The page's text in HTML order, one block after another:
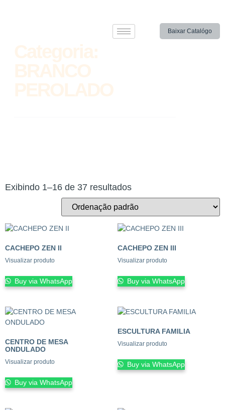
Baixar Catalógo
Exibindo 1–16 de 37 resultados
CACHEPO ZEN II
Visualizar produto
Buy via WhatsApp
CACHEPO ZEN III
Visualizar produto
Buy via WhatsApp
CENTRO DE MESA
ONDULADO
Visualizar produto
Buy via WhatsApp
ESCULTURA FAMILIA
Visualizar produto
Buy via WhatsApp